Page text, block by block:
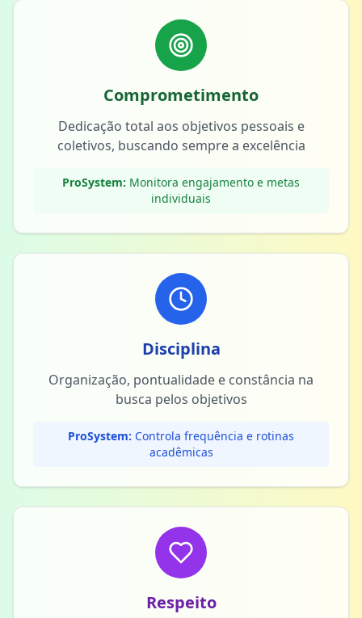
Comprometimento
Dedicação total aos objetivos pessoais e
coletivos, buscando sempre a excelência
ProSystem: Monitora engajamento e metas
individuais
Disciplina
Organização, pontualidade e constância na
busca pelos objetivos
ProSystem: Controla frequência e rotinas
acadêmicas
Respeito